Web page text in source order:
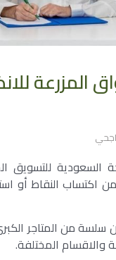
للتسويق
اكتساب النقاط أو
سلسة من المتاجر